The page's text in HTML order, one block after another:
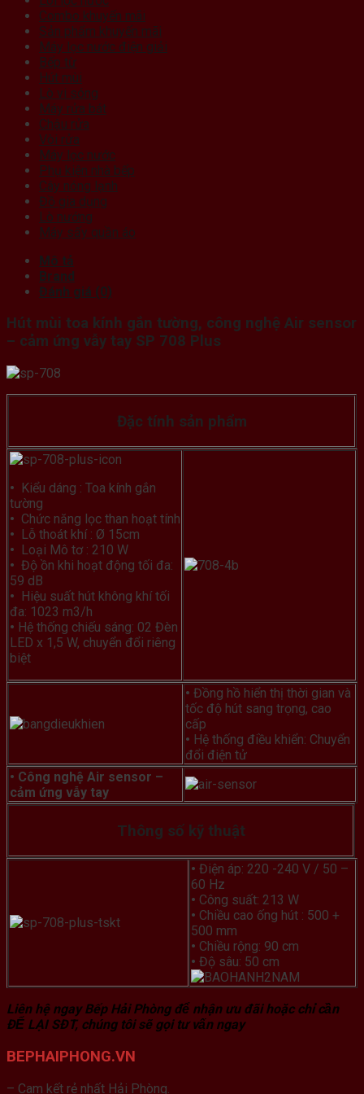
Combo khuyến mãi
Sản phẩm khuyến mãi
Máy lọc nước điện giải
Bếp từ
Hút mùi
Lò vi sóng
Máy rửa bát
Chậu rửa
Vòi rửa
Máy lọc nước
Phụ kiện nhà bếp
Cây nóng lạnh
Đồ gia dụng
Lò nướng
Máy sấy quần áo
Mô tả
Brand
Đánh giá (0)
Hút mùi toa kính gắn tường, công nghệ Air sensor
– cảm ứng vẫy tay SP 708 Plus
Đặc tính sản phẩm
• Kiểu dáng : Toa kính gắn
tường
• Chức năng lọc than hoạt tính
• Lỗ thoát khí : Ø 15cm
• Loại Mô tơ : 210 W
• Độ ồn khi hoạt động tối đa:
59 dB
• Hiệu suất hút không khí tối
đa: 1023 m3/h
• Hệ thống chiếu sáng: 02 Đèn
LED x 1,5 W, chuyển đổi riêng
biệt
• Đồng hồ hiển thị thời gian và
tốc độ hút sang trọng, cao
cấp
• Hệ thống điều khiển: Chuyển
đổi điện tử
• Công nghệ Air sensor –
cảm ứng vẫy tay
Thông số kỹ thuật
• Điện áp: 220 -240 V / 50 –
60 Hz
• Công suất: 213 W
• Chiều cao ống hút : 500 +
500 mm
• Chiều rộng: 90 cm
• Độ sâu: 50 cm
Liên hệ ngay Bếp Hải Phòng để nhận ưu đãi hoặc chỉ cần
ĐỂ LẠI SĐT, chúng tôi sẽ gọi tư vấn ngay
BEPHAIPHONG.VN
– Cam kết rẻ nhất Hải Phòng.